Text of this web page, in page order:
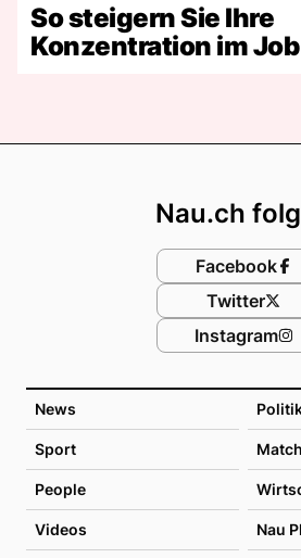
So steigern Sie Ihre
Konzentration im Job
News
Sport
People
Videos Nau
Nau.ch
Facebook
Twitter
Instagram